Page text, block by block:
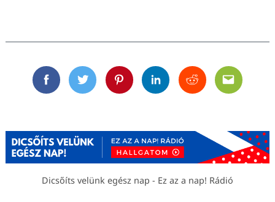
FacebookTwitterPinterestLinkedinRedditEmail
Dicsőíts velünk egész nap - Ez az a nap! Rádió